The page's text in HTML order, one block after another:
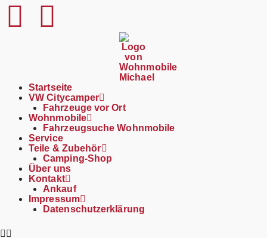
content
Startseite
VW Citycamper
Fahrzeuge vor Ort
Wohnmobile
Fahrzeugsuche Wohnmobile
Service
Teile & Zubehör
Camping-Shop
Über uns
Kontakt
Ankauf
Impressum
Datenschutzerklärung